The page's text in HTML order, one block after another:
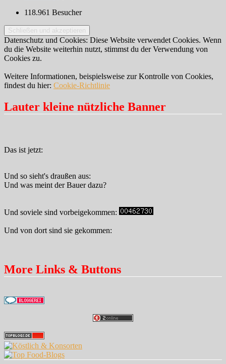
118.961 Besucher
Datenschutz und Cookies: Diese Website verwendet Cookies. Wenn
du die Website weiterhin nutzt, stimmst du der Verwendung von
Cookies zu.
Weitere Informationen, beispielsweise zur Kontrolle von Cookies,
findest du hier: Cookie-Richtlinie
Lauter kleine nützliche Banner
Das ist jetzt:
Und so sieht's draußen aus:
Und was meint der Bauer dazu?
Und soviele sind vorbeigekommen:
Und von dort sind sie gekommen:
More Links & Buttons